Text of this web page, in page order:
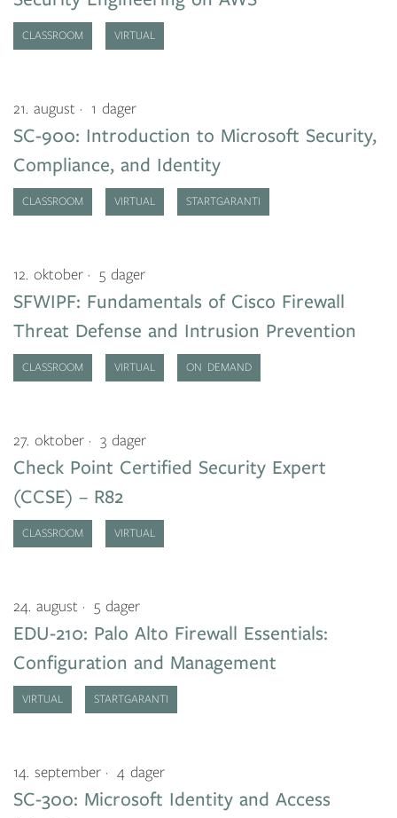
CLASSROOM VIRTUAL
SC-900: Introduction to Microsoft Security,
Compliance, and Identity
21. august 1 dager
CLASSROOM VIRTUAL STARTGARANTI
SFWIPF: Fundamentals of Cisco Firewall
Threat Defense and Intrusion Prevention
12. oktober 5 dager
CLASSROOM VIRTUAL ON DEMAND
Check Point Certified Security Expert
(CCSE) – R82
27. oktober 3 dager
CLASSROOM VIRTUAL
EDU-210: Palo Alto Firewall Essentials:
Configuration and Management
24. august 5 dager
VIRTUAL STARTGARANTI
SC-300: Microsoft Identity and Access
14. september 4 dager